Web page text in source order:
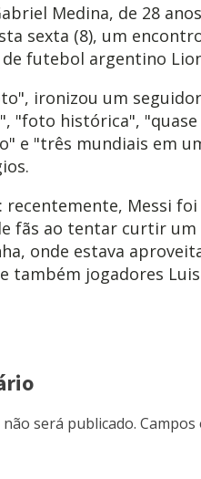
Medina, de 28
sexta (8), um
futebol argentino
ironizou um
"foto histórica",
e "três mundiais em
recentemente, Messi
fãs ao tentar curtir um
onde estava
também jogadores Luis
será publicado.